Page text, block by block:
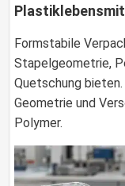
Formstabile
Stapelgeometrie,
Quetschung
Geometrie und
Polymer.